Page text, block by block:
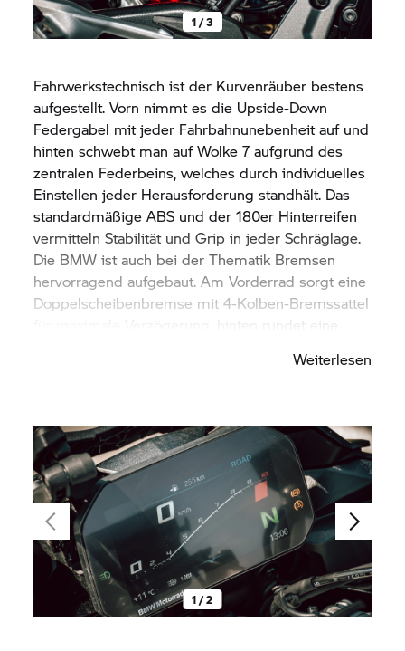
1 / 3
Fahrwerkstechnisch ist der Kurvenräuber bestens
aufgestellt. Vorn nimmt es die Upside-Down
Federgabel mit jeder Fahrbahnunebenheit auf und
hinten schwebt man auf Wolke 7 aufgrund des
zentralen Federbeins, welches durch individuelles
Einstellen jeder Herausforderung standhält. Das
standardmäßige ABS und der 180er Hinterreifen
vermitteln Stabilität und Grip in jeder Schräglage.
Die BMW ist auch bei der Thematik Bremsen
hervorragend aufgebaut. Am Vorderrad sorgt eine
Doppelscheibenbremse mit 4-Kolben-Bremssattel
für maximale Verzögerung, hinten rundet eine
Weiterlesen
1 / 2